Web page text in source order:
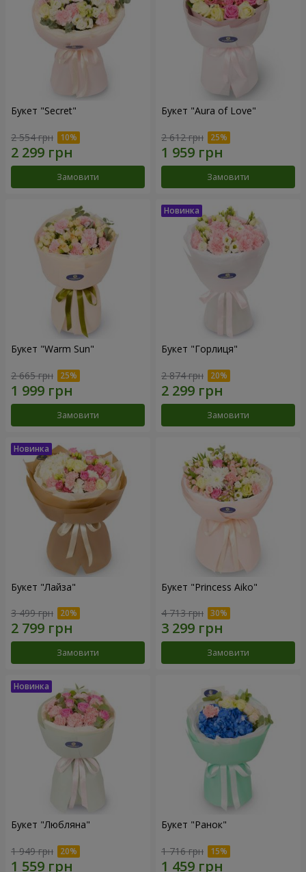
Букет "Secret"
2 554 грн
Замовити
Букет "Aura of Love"
2 612 грн
Замовити
Букет "Warm Sun"
2 665 грн
Замовити
Букет "Горлиця"
2 874 грн
Замовити
Букет "Лайза"
3 499 грн
Замовити
Букет "Princess Aiko"
4 713 грн
Замовити
Букет "Любляна"
1 949 грн
Букет "Ранок"
1 716 грн